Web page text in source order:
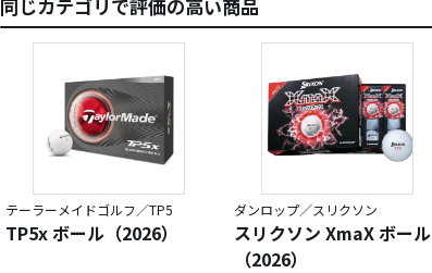
同じカテゴリで評価の高い商品
テーラーメイドゴルフ／TP5
TP5x ボール（2026）
ダンロップ／スリクソン
スリクソン XmaX ボール
（2026）